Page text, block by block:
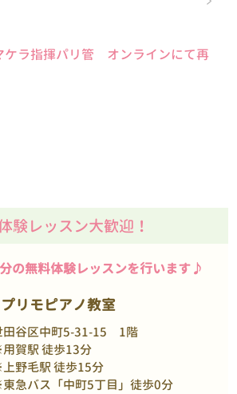
ケラ指揮パリ管 オンラインにて再
験レッスン大歓迎！
の無料体験レッスンを行います♪
プリモピアノ教室
田谷区中町5-31-15 1階
賀駅 徒歩13分
野毛駅 徒歩15分
急バス「中町5丁目」徒歩0分